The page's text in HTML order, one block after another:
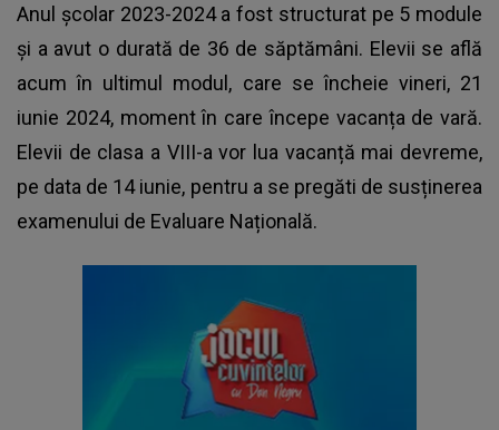
Anul școlar 2023-2024 a fost structurat pe 5 module
și a avut o durată de 36 de săptămâni. Elevii se află
acum în ultimul modul, care se încheie vineri, 21
iunie 2024, moment în care începe vacanța de vară.
Elevii de clasa a VIII-a vor lua vacanță mai devreme,
pe data de 14 iunie, pentru a se pregăti de susținerea
examenului de Evaluare Națională.